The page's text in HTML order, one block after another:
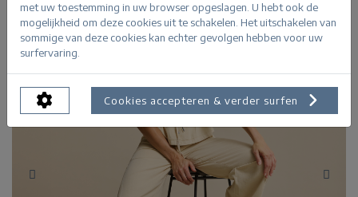
met uw toestemming in uw browser opgeslagen. U hebt ook de
mogelijkheid om deze cookies uit te schakelen. Het uitschakelen van
sommige van deze cookies kan echter gevolgen hebben voor uw
surfervaring.
Cookies accepteren & verder surfen